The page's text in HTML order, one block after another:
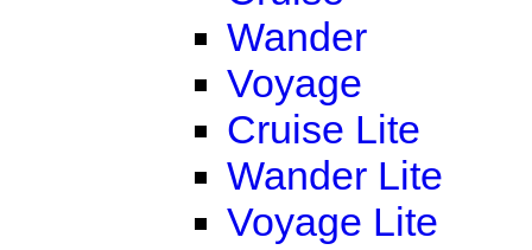
Wander
Voyage
Cruise Lite
Wander Lite
Voyage Lite